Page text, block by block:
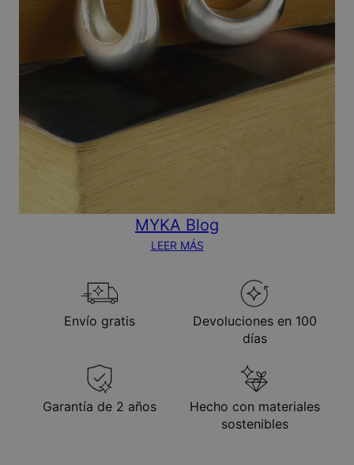
MYKA Blog
LEER MÁS
Envío gratis
Devoluciones en 100
días
Garantía de 2 años
Hecho con materiales
sostenibles